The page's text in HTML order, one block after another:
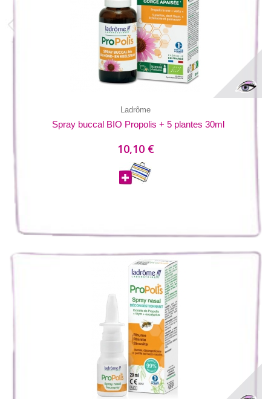
Ladrôme
Spray buccal BIO Propolis + 5 plantes 30ml
10,10 €